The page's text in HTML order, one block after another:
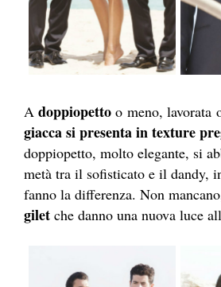
A doppiopetto o meno, lavorata
giacca si presenta in texture
doppiopetto, molto elegante, si
metà tra il sofisticato e il dandy,
fanno la differenza. Non
gilet che danno una nuova luce